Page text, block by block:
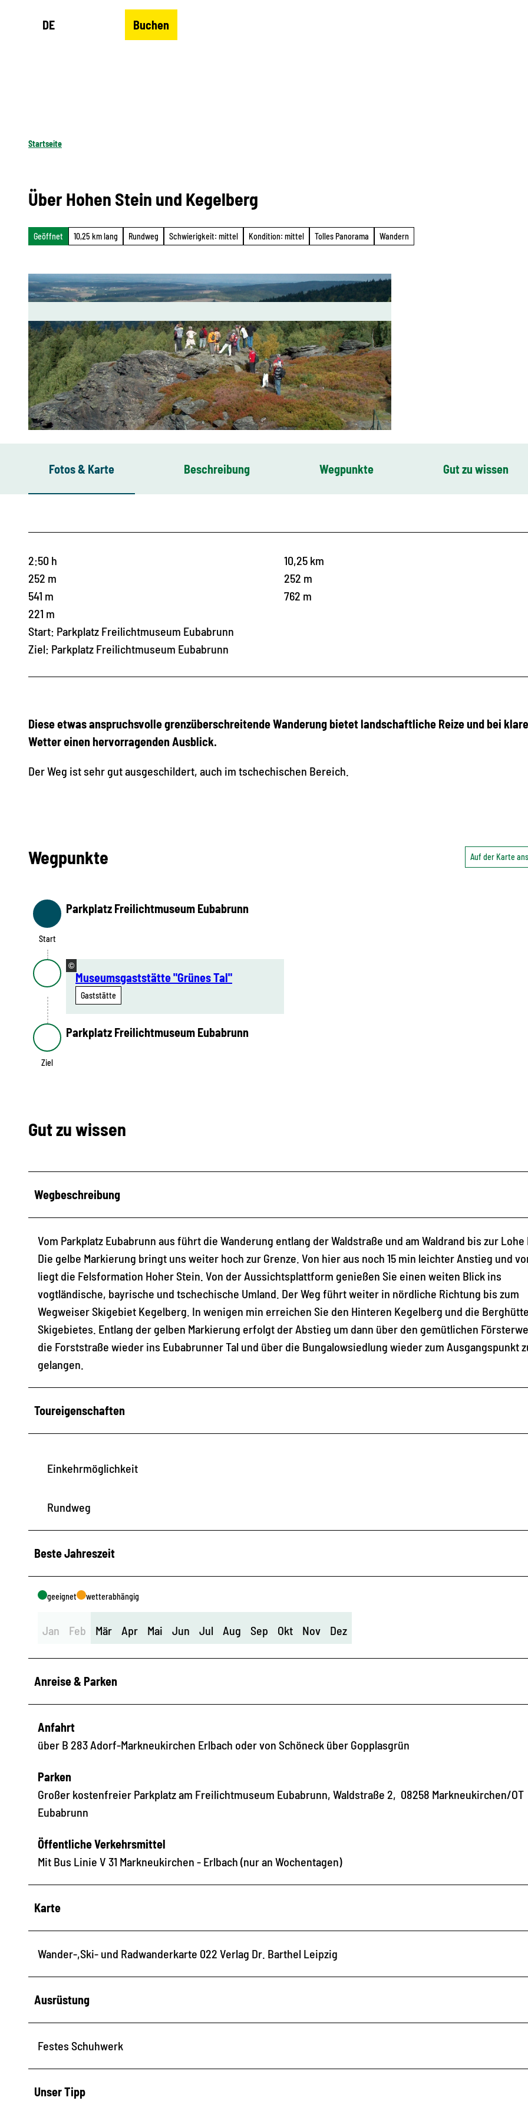
DE Buchen
Startseite
Über Hohen Stein und Kegelberg
Geöffnet 10,25 km lang Rundweg Schwierigkeit: mittel Kondition: mittel Tolles Panorama Wandern
Fotos & Karte Beschreibung Wegpunkte Gut zu wissen
2:50 h
10,25 km
252 m
252 m
541 m
762 m
221 m
Start: Parkplatz Freilichtmuseum Eubabrunn
Ziel: Parkplatz Freilichtmuseum Eubabrunn
Diese etwas anspruchsvolle grenzüberschreitende Wanderung bietet landschaftliche Reize und bei
Wetter einen hervorragenden Ausblick.
Der Weg ist sehr gut ausgeschildert, auch im tschechischen Bereich.
Wegpunkte Auf der Karte
Start
Start
Parkplatz Freilichtmuseum Eubabrunn
©
Museumsgaststätte "Grünes Tal"
Gaststätte
Ziel
Ziel
Parkplatz Freilichtmuseum Eubabrunn
Gut zu wissen
Wegbeschreibung
Vom Parkplatz Eubabrunn aus führt die Wanderung entlang der Waldstraße und am Waldrand bis zur Lohe
Die gelbe Markierung bringt uns weiter hoch zur Grenze. Von hier aus noch 15 min leichter Anstieg und
liegt die Felsformation Hoher Stein. Von der Aussichtsplattform genießen Sie einen weiten Blick ins
vogtländische, bayrische und tschechische Umland. Der Weg führt weiter in nördliche Richtung bis zum
Wegweiser Skigebiet Kegelberg. In wenigen min erreichen Sie den Hinteren Kegelberg und die
Skigebietes. Entlang der gelben Markierung erfolgt der Abstieg um dann über den gemütlichen
die Forststraße wieder ins Eubabrunner Tal und über die Bungalowsiedlung wieder zum Ausgangspunkt
gelangen.
Toureigenschaften
Einkehrmöglichkeit
Rundweg
Beste Jahreszeit
geeignet wetterabhängig
Jan Feb Mär Apr Mai Jun Jul Aug Sep Okt Nov Dez
Anreise & Parken
Anfahrt
über B 283 Adorf-Markneukirchen Erlbach oder von Schöneck über Gopplasgrün
Parken
Großer kostenfreier Parkplatz am Freilichtmuseum Eubabrunn, Waldstraße 2, 08258 Markneukirchen/OT
Eubabrunn
Öffentliche Verkehrsmittel
Mit Bus Linie V 31 Markneukirchen - Erlbach (nur an Wochentagen)
Karte
Wander-,Ski- und Radwanderkarte 022 Verlag Dr. Barthel Leipzig
Ausrüstung
Festes Schuhwerk
Unser Tipp